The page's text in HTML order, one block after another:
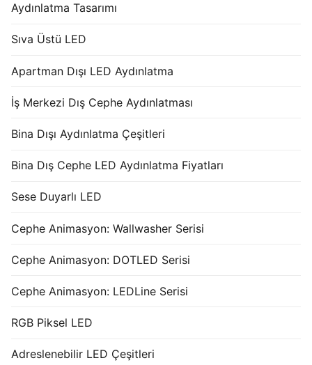
Aydınlatma Tasarımı
Sıva Üstü LED
Apartman Dışı LED Aydınlatma
İş Merkezi Dış Cephe Aydınlatması
Bina Dışı Aydınlatma Çeşitleri
Bina Dış Cephe LED Aydınlatma Fiyatları
Sese Duyarlı LED
Cephe Animasyon: Wallwasher Serisi
Cephe Animasyon: DOTLED Serisi
Cephe Animasyon: LEDLine Serisi
RGB Piksel LED
Adreslenebilir LED Çeşitleri